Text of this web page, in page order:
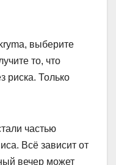
выберите
то, что
риска. Только
частью
Всё зависит от
вечер может